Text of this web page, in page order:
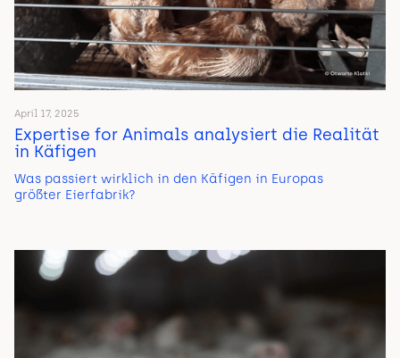
April 17, 2025
Expertise for Animals analysiert die Realität
in Käfigen
Was passiert wirklich in den Käfigen in Europas
größter Eierfabrik?